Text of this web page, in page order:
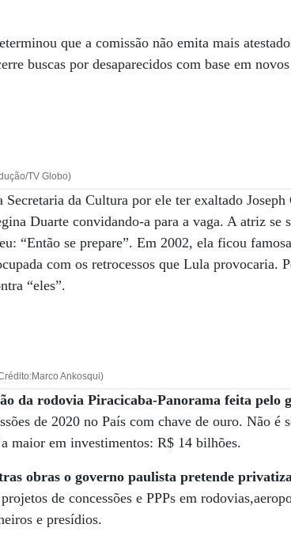
que a comissão não emita mais
buscas por desaparecidos com base em
TV Globo)
da Cultura por ele ter exaltado Joseph
Duarte convidando-a para a vaga. A atriz se
“Então se prepare”. Em 2002, ela ficou
com os retrocessos que Lula provocaria.
“eles”.
Ankosqui)
da rodovia Piracicaba-Panorama feita pelo
de 2020 no País com chave de ouro. Não é
maior em investimentos: R$ 14 bilhões.
obraso governo paulista pretende
de concessões e PPPs em
e presídios.